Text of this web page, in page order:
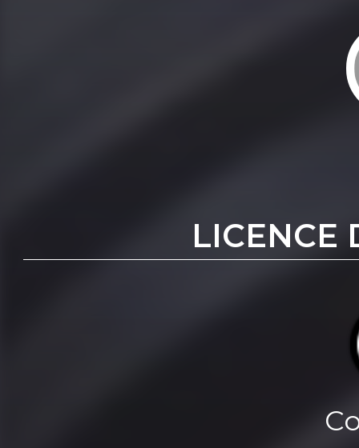
LICENCE